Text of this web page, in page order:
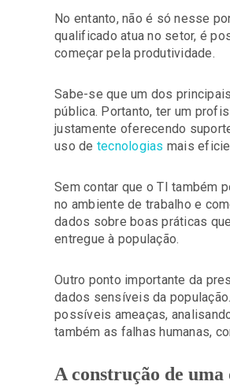
No entanto, não é só nesse
qualificado atua no setor, é
começar pela produtividade.
Sabe-se que um dos
pública. Portanto, ter um
justamente oferecendo
uso de tecnologias mais
Sem contar que o TI também
no ambiente de trabalho e
dados sobre boas práticas
entregue à população.
Outro ponto importante da
dados sensíveis da
possíveis ameaças,
também as falhas humanas,
A construção de